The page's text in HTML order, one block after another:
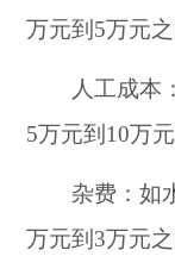
万元到5万元之
人工成本：
5万元到10万元
杂费：如水
万元到3万元之